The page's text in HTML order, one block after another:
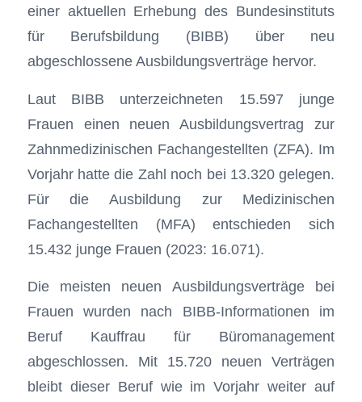
einer aktuellen Erhebung des Bundesinstituts
für Berufsbildung (BIBB) über neu
abgeschlossene Ausbildungsverträge hervor.
Laut BIBB unterzeichneten 15.597 junge
Frauen einen neuen Ausbildungsvertrag zur
Zahnmedizinischen Fachangestellten (ZFA). Im
Vorjahr hatte die Zahl noch bei 13.320 gelegen.
Für die Ausbildung zur Medizinischen
Fachangestellten (MFA) entschieden sich
15.432 junge Frauen (2023: 16.071).
Die meisten neuen Ausbildungsverträge bei
Frauen wurden nach BIBB-Informationen im
Beruf Kauffrau für Büromanagement
abgeschlossen. Mit 15.720 neuen Verträgen
bleibt dieser Beruf wie im Vorjahr weiter auf